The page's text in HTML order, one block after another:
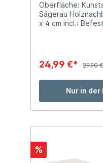
Oberfläche:
Sägerau
x 4 cm incl.:
24,99 €* 29,90
Nur in
%